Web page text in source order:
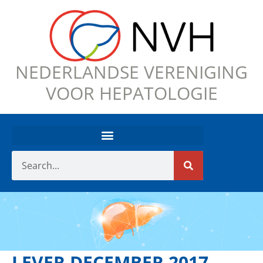
NEDERLANDSE VERENIGING
VOOR HEPATOLOGIE